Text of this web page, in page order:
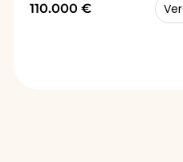
110.000 € Ver